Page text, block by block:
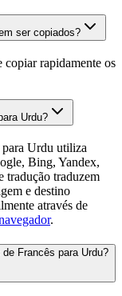
ser copiados?
copiar rapidamente os
Urdu?
para Urdu utiliza
Bing, Yandex,
tradução traduzem
e destino
através de
.
Francês para Urdu?